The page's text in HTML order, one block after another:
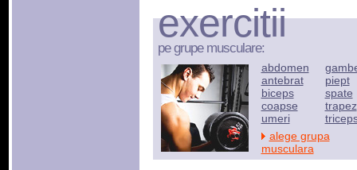
exercitii
pe grupe musculare:
abdomen
antebrat
biceps
coapse
umeri
piept
spate
trapez
alege grupa
musculara